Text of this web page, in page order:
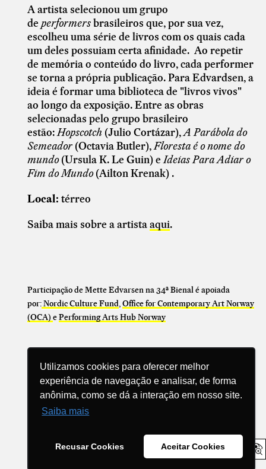
Utilizamos cookies para oferecer melhor
experiência de navegação e analisar, de forma
anônima, como se dá a interação em nosso site.
Saiba mais
Recusar Cookies Aceitar Cookies
A artista selecionou um grupo
de performersbrasileiros que, por sua vez,
escolheu uma série de livros com os quais cada
um deles possuiam certa afinidade. Ao repetir
de memória o conteúdo do livro, cada performer
se torna a própria publicação. Para Edvardsen, a
ideia é formar uma biblioteca de "livros vivos"
ao longo da exposição. Entre as obras
selecionadas pelo grupo brasileiro
estão:Hopscotch (Julio Cortázar),A Parábola do
Semeador (Octavia Butler),Floresta é o nome do
mundo (Ursula K. Le Guin) e Ideias Para Adiar o
Fim do Mundo (Ailton Krenak) .
Local: térreo
Saiba mais sobre a artistaaqui.
Participação de Mette Edvarsen na 34ª Bienal é apoiada
por:Nordic Culture Fund,Office for Contemporary Art Norway
(OCA) ePerforming Arts Hub Norway
Compartilhe